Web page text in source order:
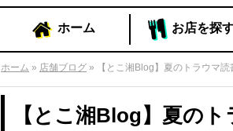
ホーム お店を探
ホーム » 店舗ブログ » 【とこ湘Blog】夏のトラウマ
【とこ湘Blog】夏の